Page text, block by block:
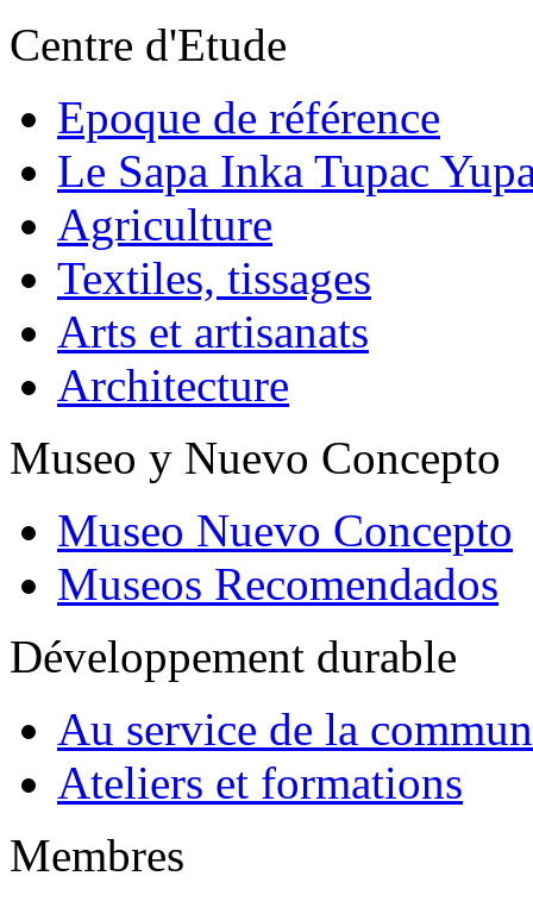
Centre d'Etude
Epoque de référence
Le Sapa Inka Tupac
Agriculture
Textiles, tissages
Arts et artisanats
Architecture
Museo y Nuevo Concepto
Museo Nuevo Concepto
Museos Recomendados
Développement durable
Au service de la
Ateliers et formations
Membres